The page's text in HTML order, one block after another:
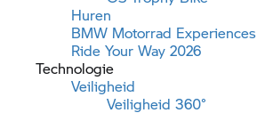
Huren
BMW Motorrad Experiences
Ride Your Way 2026
Technologie
Veiligheid
Veiligheid 360°